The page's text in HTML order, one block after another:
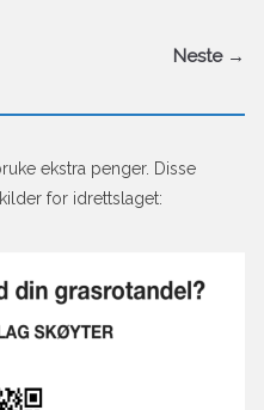
Neste →
ekstra penger. Disse
for idrettslaget: